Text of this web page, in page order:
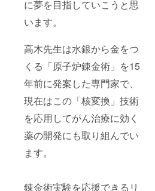
に夢を目指していこうと思
います。
高木先生は水銀から金をつ
くる「原子炉錬金術」を15
年前に発案した専門家で、
現在はこの「核変換」技術
を応用してがん治療に効く
薬の開発にも取り組んでい
ます。
錬金術実験を応援できるリ